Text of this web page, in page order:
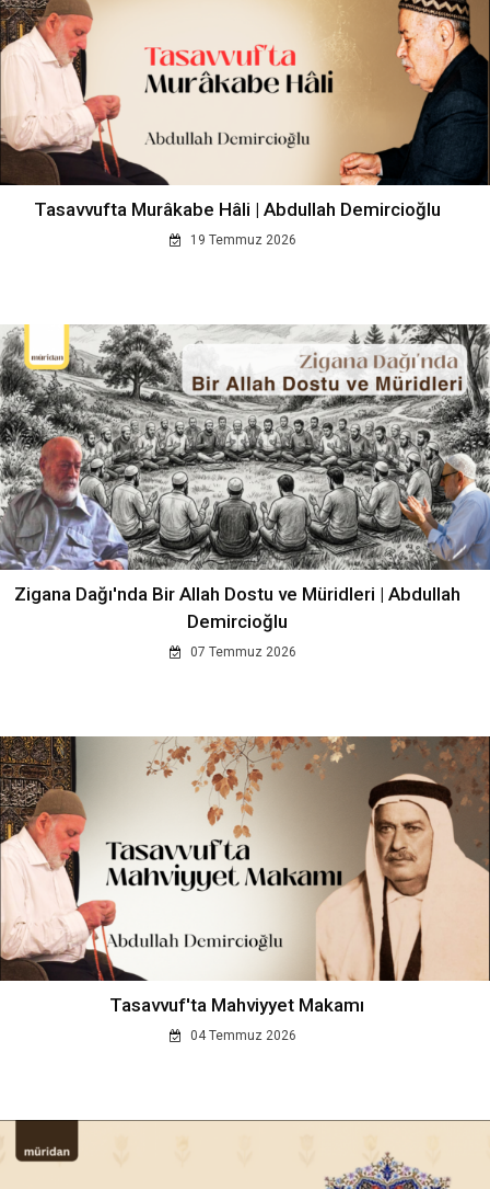
Tasavvufta Murâkabe Hâli | Abdullah Demircioğlu
19 Temmuz 2026
Zigana Dağı'nda Bir Allah Dostu ve Müridleri | Abdullah
Demircioğlu
07 Temmuz 2026
Tasavvuf'ta Mahviyyet Makamı
04 Temmuz 2026